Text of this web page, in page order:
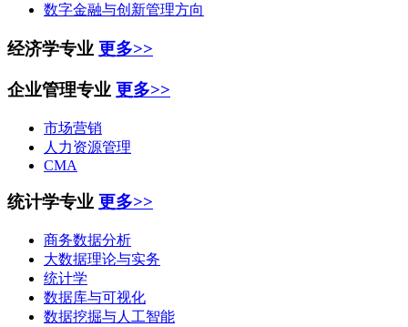
数字金融与创新管理方向
经济学专业 更多>>
企业管理专业 更多>>
市场营销
人力资源管理
CMA
统计学专业 更多>>
商务数据分析
大数据理论与实务
统计学
数据库与可视化
数据挖掘与人工智能